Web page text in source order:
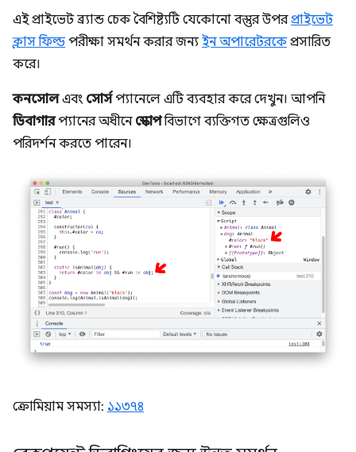
এই প্রাইভেট ব্র্যান্ড চেক বৈশিষ্ট্যটি যেকোনো বস্তুর উপরপ্রাইভেট
ক্লাস ফিল্ডপরীক্ষা সমর্থন করার জন্য ইন অপারেটরকেপ্রসারিত
করে।
কনসোলএবং সোর্সপ্যানেলে এটি ব্যবহার করে দেখুন। আপনি
ডিবাগারপ্যানের অধীনে স্কোপবিভাগে ব্যক্তিগত ক্ষেত্রগুলিও
পরিদর্শন করতে পারেন।
ক্রোমিয়াম সমস্যা: ১১৩৭৪